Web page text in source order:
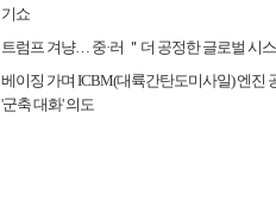
기쇼
트럼프 겨냥… 중·러 ＂더 공정한 글로벌 시
베이징 가며 ICBM(대륙간탄도미사일) 엔진
'군축 대화' 의도